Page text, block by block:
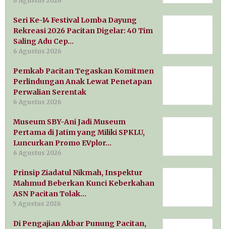
Seri Ke-14 Festival Lomba Dayung
Rekreasi 2026 Pacitan Digelar: 40 Tim
Saling Adu Cep…
6 Agustus 2026
Pemkab Pacitan Tegaskan Komitmen
Perlindungan Anak Lewat Penetapan
Perwalian Serentak
6 Agustus 2026
Museum SBY-Ani Jadi Museum
Pertama di Jatim yang Miliki SPKLU,
Luncurkan Promo EVplor…
6 Agustus 2026
Prinsip Ziadatul Nikmah, Inspektur
Mahmud Beberkan Kunci Keberkahan
ASN Pacitan Tolak…
5 Agustus 2026
Di Pengajian Akbar Punung Pacitan,